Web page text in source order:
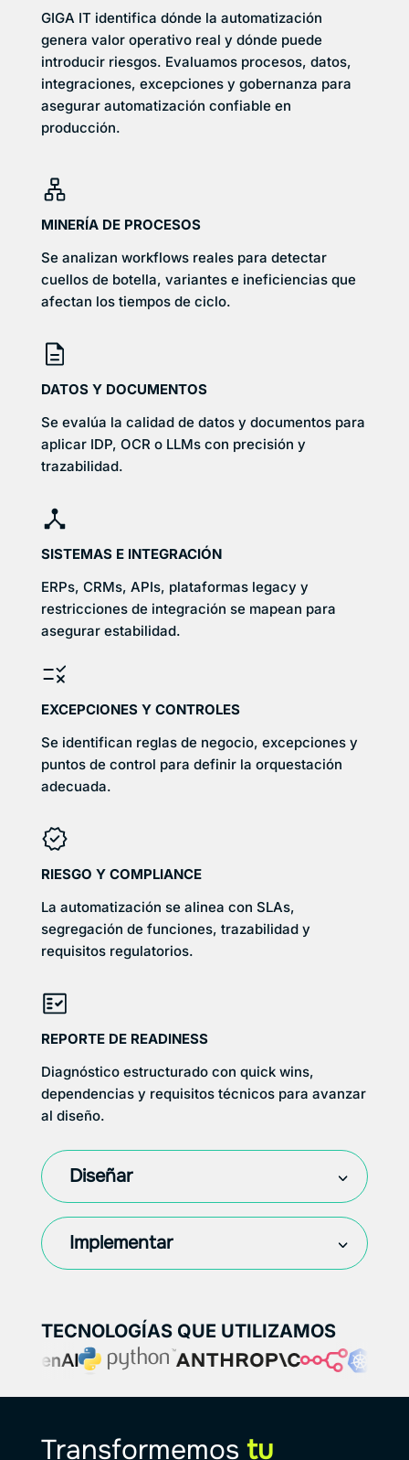
GIGA IT identifica dónde la automatización
genera valor operativo real y dónde puede
introducir riesgos. Evaluamos procesos, datos,
integraciones, excepciones y gobernanza para
asegurar automatización confiable en
producción.
MINERÍA DE PROCESOS
Se analizan workflows reales para detectar
cuellos de botella, variantes e ineficiencias que
afectan los tiempos de ciclo.
DATOS Y DOCUMENTOS
Se evalúa la calidad de datos y documentos para
aplicar IDP, OCR o LLMs con precisión y
trazabilidad.
SISTEMAS E INTEGRACIÓN
ERPs, CRMs, APIs, plataformas legacy y
restricciones de integración se mapean para
asegurar estabilidad.
EXCEPCIONES Y CONTROLES
Se identifican reglas de negocio, excepciones y
puntos de control para definir la orquestación
adecuada.
RIESGO Y COMPLIANCE
La automatización se alinea con SLAs,
segregación de funciones, trazabilidad y
requisitos regulatorios.
REPORTE DE READINESS
Diagnóstico estructurado con quick wins,
dependencias y requisitos técnicos para avanzar
al diseño.
Diseñar
Implementar
TECNOLOGÍAS QUE UTILIZAMOS
Transformemos tu